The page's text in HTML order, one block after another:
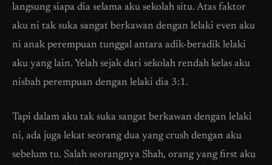
langsung siapa dia selama aku sekolah situ. Atas faktor
aku ni tak suka sangat berkawan dengan lelaki even aku
ni anak perempuan tunggal antara adik-beradik lelaki
aku yang lain. Yelah sejak dari sekolah rendah kelas aku
nisbah perempuan dengan lelaki dia 3:1.
Tapi dalam aku tak suka sangat berkawan dengan lelaki
ni, ada juga lekat seorang dua yang crush dengan aku
sebelum tu. Salah seorangnya Shah, orang yang first aku